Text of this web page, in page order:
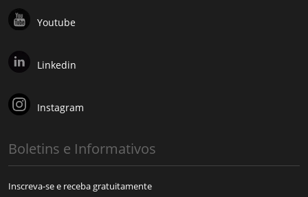
Youtube
Linkedin
Instagram
Boletins e Informativos
Inscreva-se e receba gratuitamente